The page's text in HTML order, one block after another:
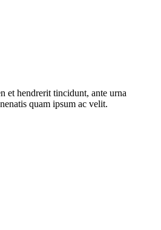
et hendrerit tincidunt, ante urna
quam ipsum ac velit.